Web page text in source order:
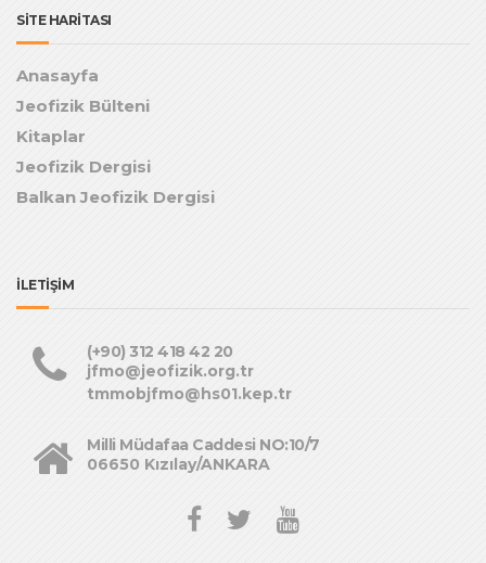
SİTE HARİTASI
Anasayfa
Jeofizik Bülteni
Kitaplar
Jeofizik Dergisi
Balkan Jeofizik Dergisi
İLETİŞİM
(+90) 312 418 42 20
jfmo@jeofizik.org.tr
tmmobjfmo@hs01.kep.tr
Milli Müdafaa Caddesi NO:10/7
06650 Kızılay/ANKARA